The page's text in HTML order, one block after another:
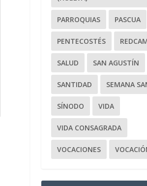
PARROQUIAS PASCUA
PENTECOSTÉS
SALUD SAN AGUSTÍN
SANTIDAD SEMANA
SÍNODO VIDA
VIDA CONSAGRADA
VOCACIONES